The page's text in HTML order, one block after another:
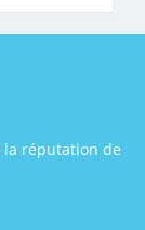
la réputation de